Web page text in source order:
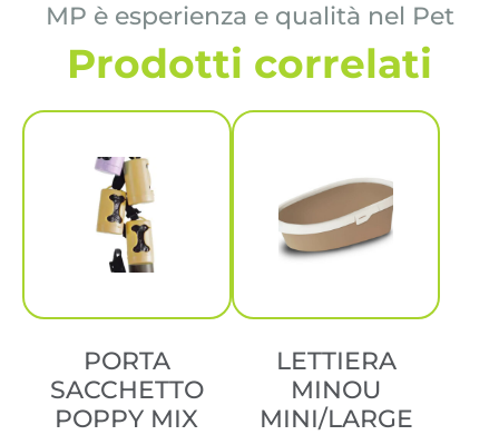
MP è esperienza e qualità nel Pet
Prodotti correlati
PORTA
SACCHETTO
POPPY MIX
LETTIERA
MINOU
MINI/LARGE